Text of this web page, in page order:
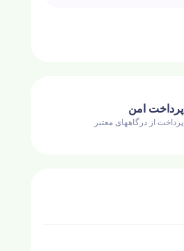
پرداخت امن
پرداخت از درگاههای معتبر